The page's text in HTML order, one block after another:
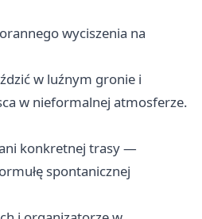
wyciszenia na
w luźnym gronie i
w nieformalnej atmosferze.
konkretnej trasy —
spontanicznej